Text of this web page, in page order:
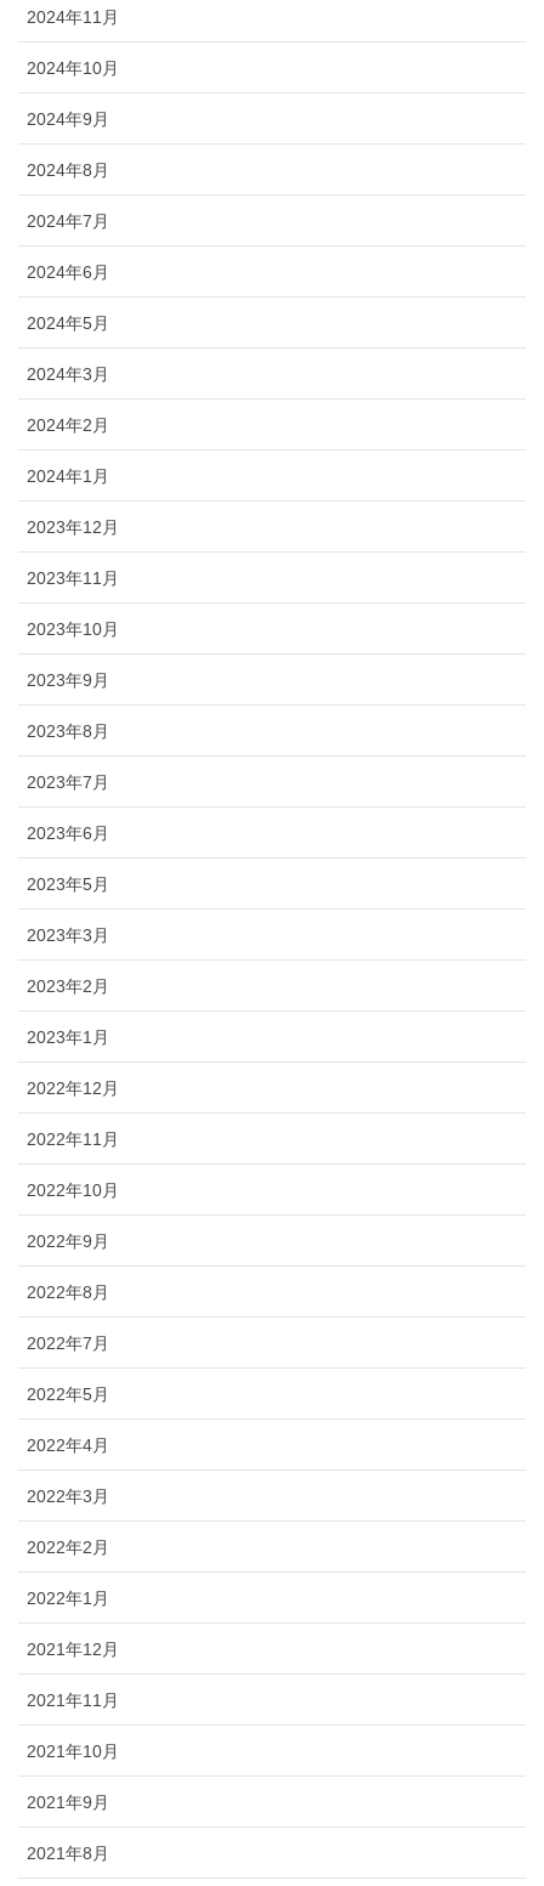
2024年11月
2024年10月
2024年9月
2024年8月
2024年7月
2024年6月
2024年5月
2024年3月
2024年2月
2024年1月
2023年12月
2023年11月
2023年10月
2023年9月
2023年8月
2023年7月
2023年6月
2023年5月
2023年3月
2023年2月
2023年1月
2022年12月
2022年11月
2022年10月
2022年9月
2022年8月
2022年7月
2022年5月
2022年4月
2022年3月
2022年2月
2022年1月
2021年12月
2021年11月
2021年10月
2021年9月
2021年8月